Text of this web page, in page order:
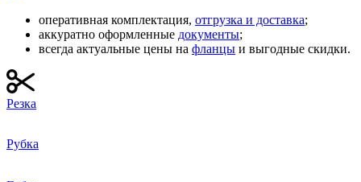
оперативная комплектация, отгрузка и доставка;
аккуратно оформленные документы;
всегда актуальные цены на фланцы и выгодные скидки.
Резка
Рубка